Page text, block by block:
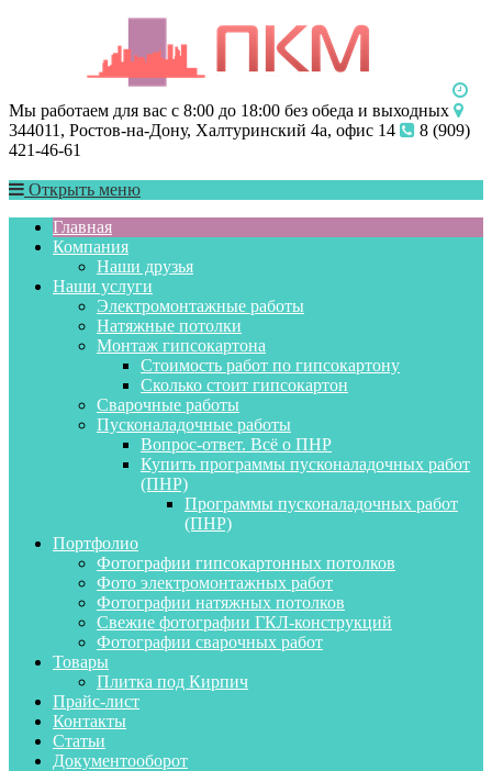
Мы работаем для вас с 8:00 до 18:00 без обеда и выходных
344011, Ростов-на-Дону, Халтуринский 4а, офис 14
8 (909)
421-46-61
Открыть меню
Главная
Компания
Наши друзья
Наши услуги
Электромонтажные работы
Натяжные потолки
Монтаж гипсокартона
Стоимость работ по гипсокартону
Сколько стоит гипсокартон
Сварочные работы
Пусконаладочные работы
Вопрос-ответ. Всё о ПНР
Купить программы пусконаладочных работ
(ПНР)
Программы пусконаладочных работ
(ПНР)
Портфолио
Фотографии гипсокартонных потолков
Фото электромонтажных работ
Фотографии натяжных потолков
Свежие фотографии ГКЛ-конструкций
Фотографии сварочных работ
Товары
Плитка под Кирпич
Прайс-лист
Контакты
Статьи
Документооборот